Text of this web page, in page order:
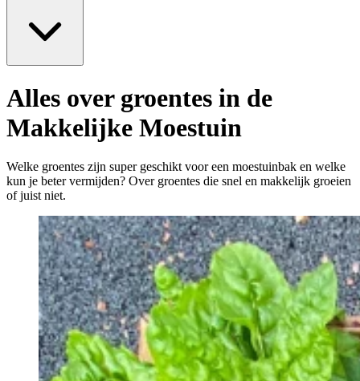
Alles over groentes in de
Makkelijke Moestuin
Welke groentes zijn super geschikt voor een moestuinbak en welke
kun je beter vermijden? Over groentes die snel en makkelijk groeien
of juist niet.